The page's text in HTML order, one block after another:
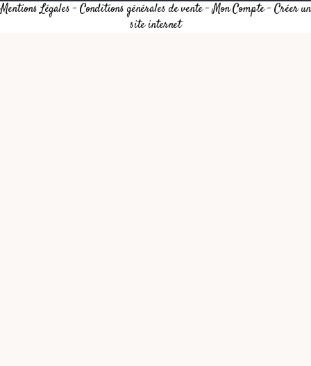
Mentions Légales Conditions générales de vente Mon Compte
Créer un
site internet